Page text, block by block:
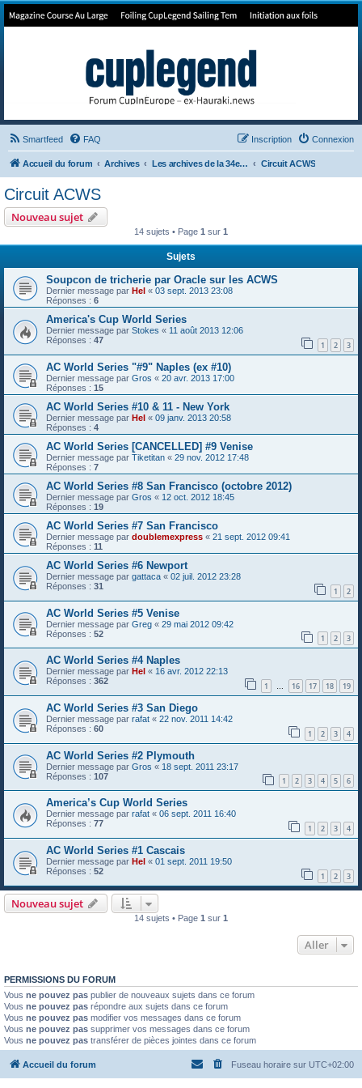
Forum de Cup In Europe
Smartfeed FAQ Connexion
Inscription
Accueil du forum Archives Les archives de la 34e America's Cup Circuit ACWS
Circuit ACWS
Nouveau sujet
14 sujets • Page 1 sur 1
Sujets
Soupcon de tricherie par Oracle sur les ACWS
Dernier message par Hel « 03 sept. 2013 23:08
Réponses : 6
America's Cup World Series
Dernier message par Stokes « 11 août 2013 12:06
Réponses : 47 1 2 3
AC World Series "#9" Naples (ex #10)
Dernier message par Gros « 20 avr. 2013 17:00
Réponses : 15
AC World Series #10 & 11 - New York
Dernier message par Hel « 09 janv. 2013 20:58
Réponses : 4
AC World Series [CANCELLED] #9 Venise
Dernier message par Tiketitan « 29 nov. 2012 17:48
Réponses : 7
AC World Series #8 San Francisco (octobre 2012)
Dernier message par Gros « 12 oct. 2012 18:45
Réponses : 19
AC World Series #7 San Francisco
Dernier message par doublemexpress « 21 sept. 2012 09:41
Réponses : 11
AC World Series #6 Newport
Dernier message par gattaca « 02 juil. 2012 23:28
Réponses : 31 1 2
AC World Series #5 Venise
Dernier message par Greg « 29 mai 2012 09:42
Réponses : 52 1 2 3
AC World Series #4 Naples
Dernier message par Hel « 16 avr. 2012 22:13
Réponses : 362 1 … 16 17 18 19
AC World Series #3 San Diego
Dernier message par rafat « 22 nov. 2011 14:42
Réponses : 60 1 2 3 4
AC World Series #2 Plymouth
Dernier message par Gros « 18 sept. 2011 23:17
Réponses : 107 1 2 3 4 5 6
America’s Cup World Series
Dernier message par rafat « 06 sept. 2011 16:40
Réponses : 77 1 2 3 4
AC World Series #1 Cascais
Dernier message par Hel « 01 sept. 2011 19:50
Réponses : 52 1 2 3
Nouveau sujet
14 sujets • Page 1 sur 1
Aller
PERMISSIONS DU FORUM
Vous ne pouvez pas publier de nouveaux sujets dans ce forum
Vous ne pouvez pas répondre aux sujets dans ce forum
Vous ne pouvez pas modifier vos messages dans ce forum
Vous ne pouvez pas supprimer vos messages dans ce forum
Vous ne pouvez pas transférer de pièces jointes dans ce forum
Accueil du forum Fuseau horaire sur UTC+02:00